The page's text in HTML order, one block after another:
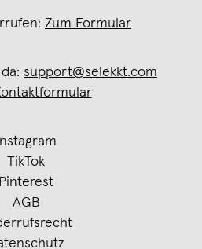
Zum Formular
support@selekkt.com
Instagram
TikTok
Pinterest
AGB